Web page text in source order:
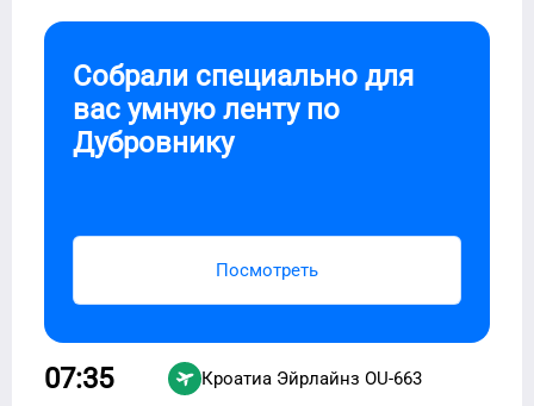
Собрали специально для
вас умную ленту по
Дубровнику
Посмотреть
07:35 Кроатиа Эйрлайнз OU-663